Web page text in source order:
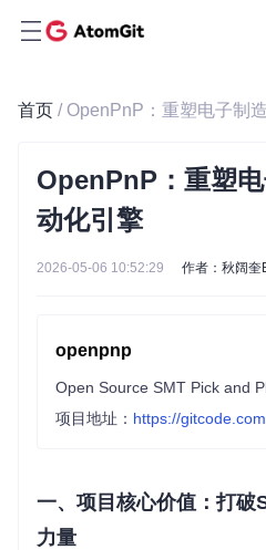
首页 / OpenPnP：重塑电子制
OpenPnP：重塑
动化引擎
2026-05-06 10:52:29 作者：秋阔奎
openpnp
项目地址： https://
一、项目核心价值：打破
力量